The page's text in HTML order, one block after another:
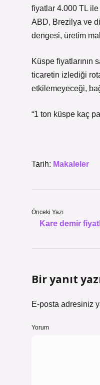
fiyatlar 4.000 TL
ABD, Brezilya ve
dengesi, üretim
Küspe fiyatlarının
ticaretin izlediği
etkilemeyeceği,
“1 ton küspe kaç
Tarih: Makaleler
Önceki Yazı
Kare demir
Bir yanıt
E-posta adresiniz
Yorum